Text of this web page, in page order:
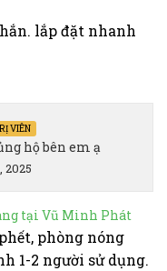
lắp đặt nhanh
VIÊN
hộ bên em ạ
2025
tại Vũ Minh Phát
phòng nóng
1-2 người sử dụng.